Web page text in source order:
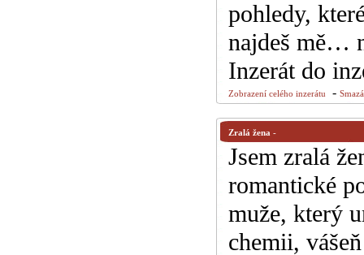
pohledy,
najdeš mě…
Inzerát do
Zobrazení celého inzerátu -
Zralá žena -
Jsem zralá
romantické
muže, který
chemii,